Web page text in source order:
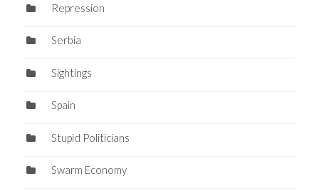
Repression
Serbia
Sightings
Spain
Stupid Politicians
Swarm Economy